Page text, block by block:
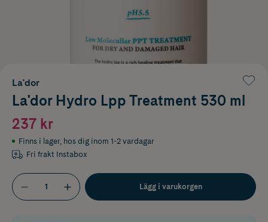
La'dor
La'dor Hydro Lpp Treatment 530 ml
237 kr
Finns i lager, hos dig inom 1-2 vardagar
Fri frakt Instabox
Lägg i varukorgen